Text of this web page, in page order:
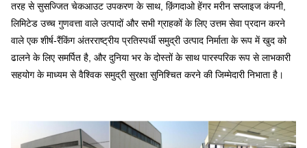
तरह से सुसज्जित चेकआउट उपकरण के साथ, क़िंगदाओ हेंगर मरीन सप्लाइज कंपनी,
लिमिटेड उच्च गुणवत्ता वाले उत्पादों और सभी ग्राहकों के लिए उत्तम सेवा प्रदान करने
वाले एक शीर्ष-रैंकिंग अंतरराष्ट्रीय प्रतिस्पर्धी समुद्री उत्पाद निर्माता के रूप में खुद को
ढालने के लिए समर्पित है, और दुनिया भर के दोस्तों के साथ पारस्परिक रूप से लाभकारी
सहयोग के माध्यम से वैश्विक समुद्री सुरक्षा सुनिश्चित करने की जिम्मेदारी निभाता है।